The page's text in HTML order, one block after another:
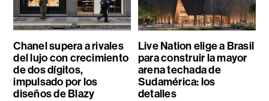
Chanel supera a rivales
del lujo con crecimiento
de dos dígitos,
impulsado por los
diseños de Blazy
Live Nation elige a Brasil
para construir la mayor
arena techada de
Sudamérica: los
detalles